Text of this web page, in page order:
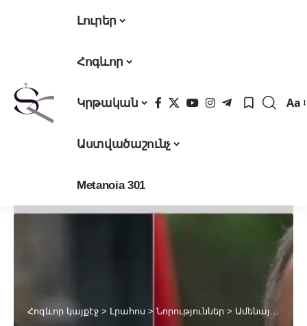
Լուրեր
Հոգևոր
Կրթական
Աստվածաշունչ
Metanoia 301
Aa
Հոգևոր կայքէջ > Լրահոս > Նորություններ > Ամենայն Հայոց Կաթողիկոսը հեռախոսազրույց է ունեցել Հայաստանի Հանրապետության Նախագահի հետ